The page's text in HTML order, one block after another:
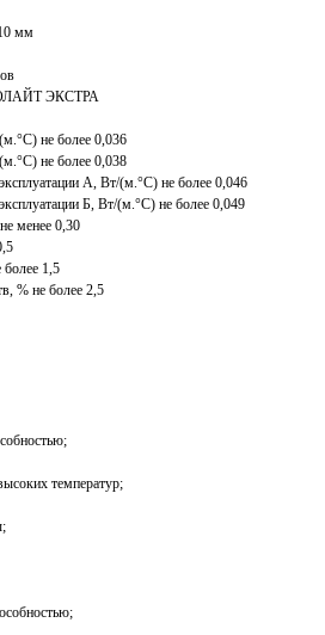
мм
ЭКСТРА
не более 0,036
не более 0,038
А, Вт/(м.°C) не более 0,046
Б, Вт/(м.°C) не более 0,049
менее 0,30
1,5
% не более 2,5
температур;